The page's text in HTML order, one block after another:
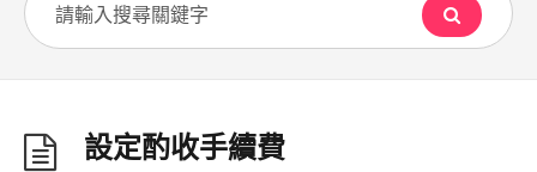
設定酌收手續費